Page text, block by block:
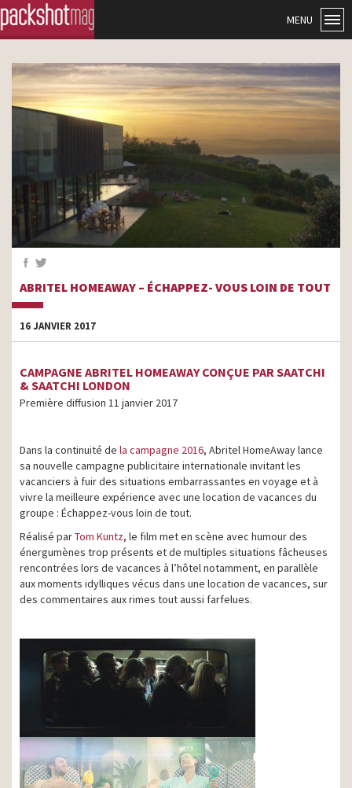
MENU
ABRITEL HOMEAWAY – ÉCHAPPEZ- VOUS LOIN DE TOUT
16 JANVIER 2017
CAMPAGNE ABRITEL HOMEAWAY CONÇUE PAR SAATCHI
& SAATCHI LONDON
Première diffusion 11 janvier 2017
Dans la continuité de la campagne 2016, Abritel HomeAway lance
sa nouvelle campagne publicitaire internationale invitant les
vacanciers à fuir des situations embarrassantes en voyage et à
vivre la meilleure expérience avec une location de vacances du
groupe : Échappez-vous loin de tout.
Réalisé parTom Kuntz, le film met en scène avec humour des
énergumènes trop présents et de multiples situations fâcheuses
rencontrées lors de vacances à l’hôtel notamment, en parallèle
aux moments idylliques vécus dans une location de vacances, sur
des commentaires aux rimes tout aussi farfelues.